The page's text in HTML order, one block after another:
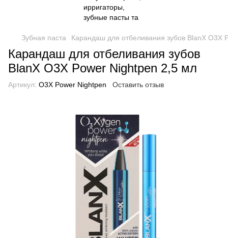
Зубная паста Карандаш для отбеливания зубов BlanX O3X
Карандаш для отбеливания зубов
BlanX O3X Power Nightpen 2,5 мл
Артикул: O3X Power Nightpen Оставить отзыв